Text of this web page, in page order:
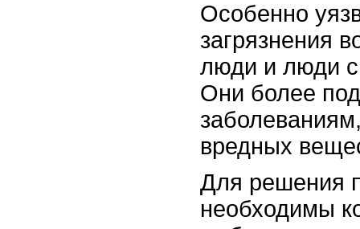
Особенно
загрязнения
люди и люди
Они более
вредных
Для решения
необходимы